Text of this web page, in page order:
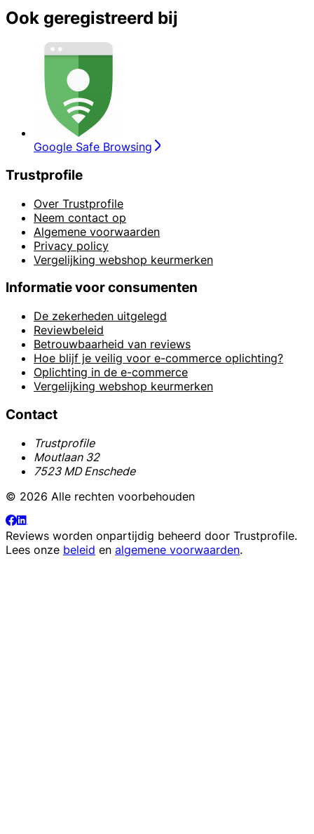
Ook geregistreerd bij
Google Safe Browsing
Trustprofile
Over Trustprofile
Neem contact op
Algemene voorwaarden
Privacy policy
Vergelijking webshop keurmerken
Informatie voor consumenten
De zekerheden uitgelegd
Reviewbeleid
Betrouwbaarheid van reviews
Hoe blijf je veilig voor e-commerce oplichting?
Oplichting in de e-commerce
Vergelijking webshop keurmerken
Contact
Trustprofile
Moutlaan 32
7523 MD Enschede
© 2026 Alle rechten voorbehouden
Reviews worden onpartijdig beheerd door Trustprofile.
Lees onze beleid en algemene voorwaarden.